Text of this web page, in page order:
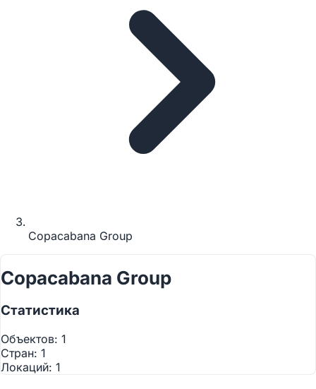
Copacabana Group
Copacabana Group
Статистика
Объектов: 1
Стран: 1
Локаций: 1